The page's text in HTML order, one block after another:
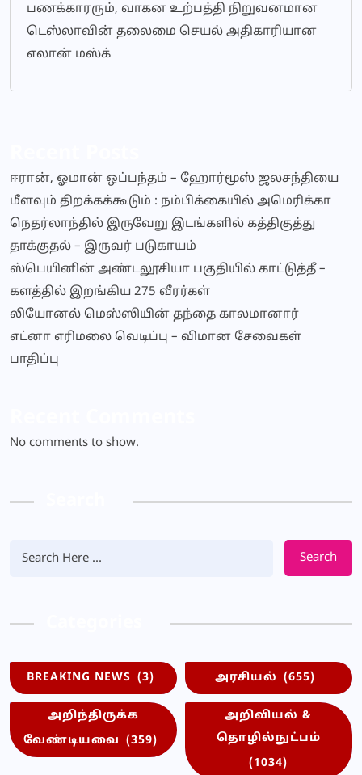
பணக்காரரும், வாகன உற்பத்தி நிறுவனமான
டெஸ்லாவின் தலைமை செயல் அதிகாரியான
எலான் மஸ்க்
ஈரான், ஓமான் ஒப்பந்தம் – ஹோர்மூஸ் ஜலசந்தியை
மீளவும் திறக்கக்கூடும் : நம்பிக்கையில் அமெரிக்கா
நெதர்லாந்தில் இருவேறு இடங்களில் கத்திகுத்து
தாக்குதல் – இருவர் படுகாயம்
ஸ்பெயினின் அண்டலூசியா பகுதியில் காட்டுத்தீ –
களத்தில் இறங்கிய 275 வீரர்கள்
லியோனல் மெஸ்ஸியின் தந்தை காலமானார்
எட்னா எரிமலை வெடிப்பு – விமான சேவைகள்
பாதிப்பு
No comments to show.
Search
BREAKING NEWS (3) அரசியல் (655)
அறிந்திருக்க
வேண்டியவை (359)
அறிவியல் &
தொழில்நுட்பம்
(1034)